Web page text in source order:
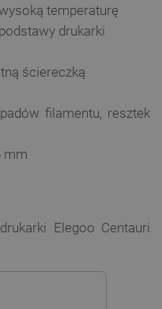
temperaturę
drukarki
ściereczką
filamentu, resztek
mm
Elegoo Centauri